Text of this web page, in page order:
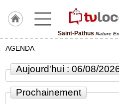
Saint-Pathus Nature
J'adhère
ACCUEIL
Saint-
Pathus
AGENDA
Aujourd'hui : 06/08/
Prochainement